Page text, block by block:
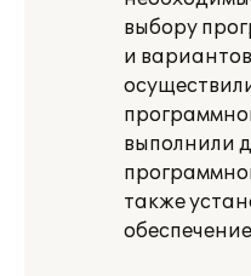
выбору
и
выполнили
также